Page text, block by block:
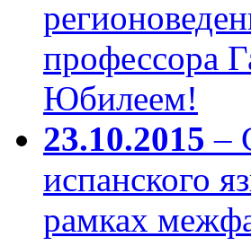
профессора
Юбилеем!
23.10.2015 –
испанского
рамках